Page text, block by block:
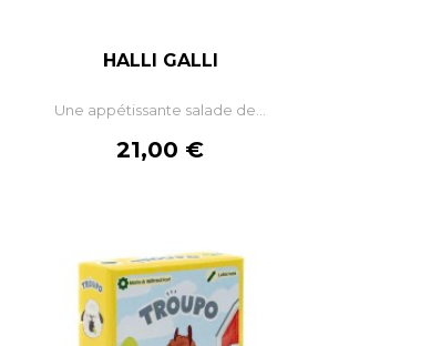
HALLI GALLI
Une appétissante salade de...
Prix
21,00 €